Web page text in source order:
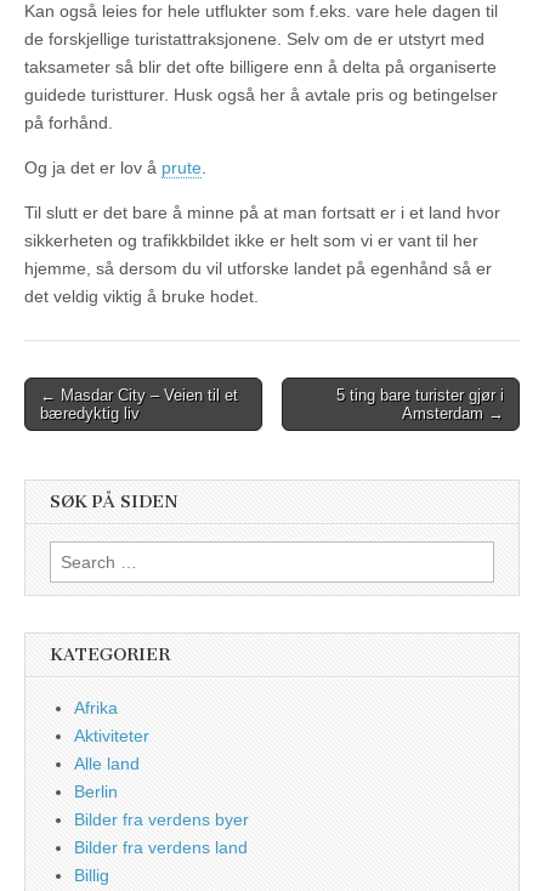
Kan også leies for hele utflukter som f.eks. vare hele dagen til
de forskjellige turistattraksjonene. Selv om de er utstyrt med
taksameter så blir det ofte billigere enn å delta på organiserte
guidede turistturer. Husk også her å avtale pris og betingelser
på forhånd.
Og ja det er lov å prute.
Til slutt er det bare å minne på at man fortsatt er i et land hvor
sikkerheten og trafikkbildet ikke er helt som vi er vant til her
hjemme, så dersom du vil utforske landet på egenhånd så er
det veldig viktig å bruke hodet.
Post
navigation
← Masdar City – Veien til et
bæredyktig liv
5 ting bare turister gjør i
Amsterdam →
SØK PÅ SIDEN
Search
for:
KATEGORIER
Afrika
Aktiviteter
Alle land
Berlin
Bilder fra verdens byer
Bilder fra verdens land
Billig